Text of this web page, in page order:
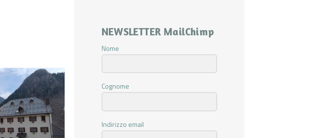
NEWSLETTER MailChimp
Nome
Cognome
Indirizzo email